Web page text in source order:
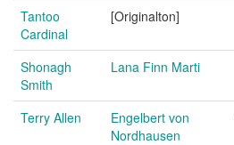
Tantoo
Cardinal
[Originalton]
Shonagh
Smith
Lana Finn Marti
Terry Allen
Engelbert von
Nordhausen